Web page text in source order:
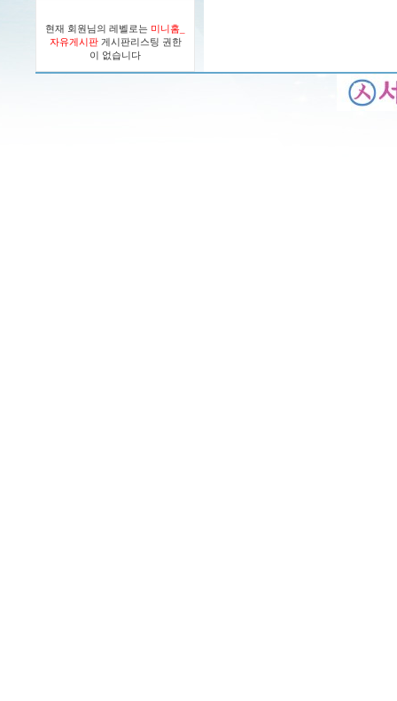
현재 회원님의 레벨로는 미니홈_
자유게시판게시판리스팅 권한
이 없습니다